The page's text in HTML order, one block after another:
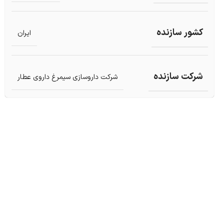
کشور سازنده ایران
شرکت سازنده شرکت داروسازی سیمرغ داروی عطار